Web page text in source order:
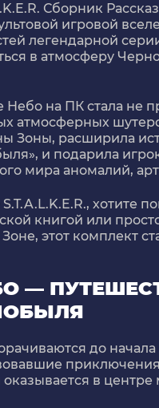
Сборник
игровой
легендарной
в атмосферу
Небо на ПК стала не
атмосферных
Зоны, расширила
и подарила
мира аномалий,
хотите
книгой или
этот комплект
—
до
в